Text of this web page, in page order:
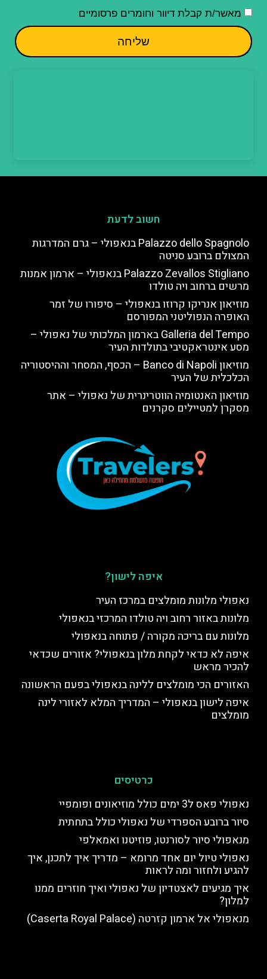
מאשר/ת קבלת דיוור וחומרים פרסומיים
שליחה
חשוב לדעת
Palazzo dello Spagnolo בנאפולי – גרם המדרגות
המצולם ברובע סניטה
Palazzo Zevallos Stigliano בנאפולי – ארמון אמנות
מרשים ברחוב ויה טולדו
מוזיאון אנריקו קרוזו בנאפולי – סיפורו של זמר
האופרה הנפוליטני המפורסם
Galleria del Tempo בארמון המלכותי של נאפולי –
מסע אינטראקטיבי בתולדות העיר
מוזיאון Banco di Napoli – הכסף, המסחר וההיסטוריה
הכלכלית של העיר
מוזיאון האנטומיה הווטרינרית של נאפולי – אתר
מסקרן למטיילים סקרנים
איפה לישון?
נאפולי מלונות מומלצים במרכז העיר
מלונות באזור רחוב ויה טולדו המרכזי בנאפולי
מלונות עם בריכה מקורה / פתוחה בנאפולי
איפה לא כדאי לקחת מלון בנאפולי? אזורים שכדאי
להכיר מראש
האזורים הכי מומלצים ללינה בנאפולי בפעם הראשונה
איפה לישון בנאפולי – המדריך המלא לאזורי לינה
מומלצים
כרטיסים
נאפולי פאס ל3 ימים כולל מוזיאונים ופומפיי
סיור ברובע הספרדי של נאפולי כולל בתחתית
מנאפולי סיור לסורנטו, פוזיטנו ואמאלפי
נאפולי טיול יום אחד מרומא – מדריך איך לתכנן, איך
להגיע ולחזור ומה לראות
איך מגיעים לאצטדיון של נאפולי ואיך חוזרים ממנו
למלון?
מנאפולי אל ארמון קזרטה (Caserta Royal Palace)